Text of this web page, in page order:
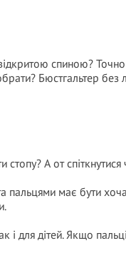
спиною?
Бюстгальтер
стопу? А от
пальцями має бути
і для дітей. Якщо